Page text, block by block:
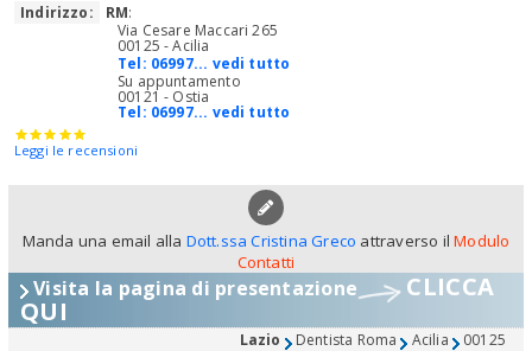
Indirizzo:
RM:
Via Cesare Maccari 265
00125 - Acilia
Tel: 06997... vedi tutto
Su appuntamento
00121 - Ostia
Tel: 06997... vedi tutto
Leggi le recensioni
Manda una email alla Dott.ssa Cristina Greco attraverso ilModulo
Contatti
Visita la pagina di presentazione CLICCA
QUI
Lazio Dentista Roma Acilia 00125